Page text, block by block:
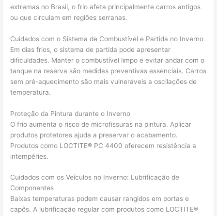
extremas no Brasil, o frio afeta principalmente carros antigos
ou que circulam em regiões serranas.
Cuidados com o Sistema de Combustível e Partida no Inverno
Em dias frios, o sistema de partida pode apresentar
dificuldades. Manter o combustível limpo e evitar andar com o
tanque na reserva são medidas preventivas essenciais. Carros
sem pré-aquecimento são mais vulneráveis a oscilações de
temperatura.
Proteção da Pintura durante o Inverno
O frio aumenta o risco de microfissuras na pintura. Aplicar
produtos protetores ajuda a preservar o acabamento.
Produtos como LOCTITE® PC 4400 oferecem resistência a
intempéries.
Cuidados com os Veículos no Inverno: Lubrificação de
Componentes
Baixas temperaturas podem causar rangidos em portas e
capôs. A lubrificação regular com produtos como LOCTITE®